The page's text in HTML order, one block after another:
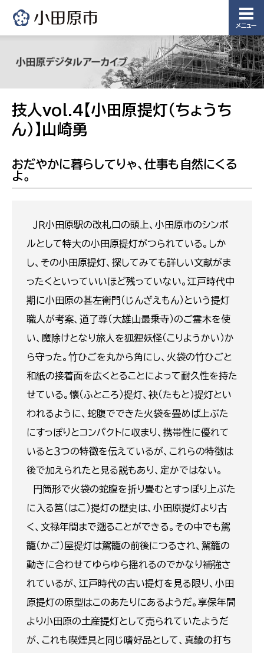
メニュー
技人vol.4【小田原提灯（ちょうち
ん）】山崎勇
おだやかに暮らしてりゃ、仕事も自然にくる
よ。
ＪＲ小田原駅の改札口の頭上、小田原市のシンボ
ルとして特大の小田原提灯がつられている。しか
し、その小田原提灯、探してみても詳しい文献がま
ったくといっていいほど残っていない。江戸時代中
期に小田原の甚左衛門（じんざえもん）という提灯
職人が考案、道了尊（大雄山最乗寺）のご霊木を使
い、魔除けとなり旅人を狐狸妖怪（こりようかい）か
ら守った。竹ひごを丸から角にし、火袋の竹ひごと
和紙の接着面を広くとることによって耐久性を持た
せている。懐（ふところ）提灯、袂（たもと）提灯とい
われるように、蛇腹でできた火袋を畳めば上ぶた
にすっぽりとコンパクトに収まり、携帯性に優れて
いると３つの特徴を伝えているが、これらの特徴は
後で加えられたと見る説もあり、定かではない。
円筒形で火袋の蛇腹を折り畳むとすっぽり上ぶた
に入る筥（はこ）提灯の歴史は、小田原提灯より古
く、文禄年間まで遡ることができる。その中でも駕
籠（かご）屋提灯は駕籠の前後につるされ、駕籠の
動きに合わせてゆらゆら揺れるのでかなり補強さ
れているが、江戸時代の古い提灯を見る限り、小田
原提灯の原型はこのあたりにあるようだ。享保年間
より小田原の土産提灯として売られていたようだ
が、これも喫煙具と同じ嗜好品として、真鍮の打ち